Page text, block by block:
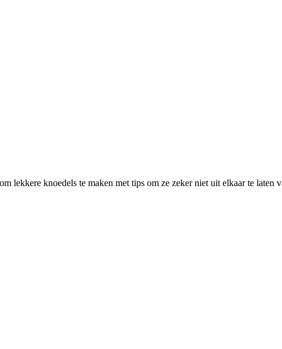
lekkere knoedels te maken met tips om ze zeker niet uit elkaar te laten